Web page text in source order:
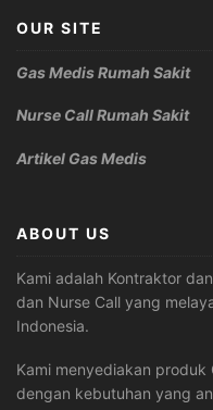
OUR SITE
Gas Medis Rumah Sakit
Nurse Call Rumah Sakit
Artikel Gas Medis
ABOUT US
Kami adalah Kontraktor
dan Nurse Call yang
Indonesia.
Kami menyediakan produk
dengan kebutuhan yang